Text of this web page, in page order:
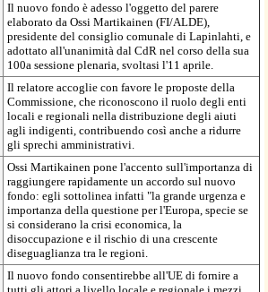
Il nuovo fondo è adesso l'oggetto del parere
elaborato da Ossi Martikainen (FI/ALDE),
presidente del consiglio comunale di Lapinlahti, e
adottato all'unanimità dal CdR nel corso della sua
100a sessione plenaria, svoltasi l'11 aprile.
Il relatore accoglie con favore le proposte della
Commissione, che riconoscono il ruolo degli enti
locali e regionali nella distribuzione degli aiuti
agli indigenti, contribuendo così anche a ridurre
gli sprechi amministrativi.
Ossi Martikainen pone l'accento sull'importanza di
raggiungere rapidamente un accordo sul nuovo
fondo: egli sottolinea infatti "la grande urgenza e
importanza della questione per l'Europa, specie se
si considerano la crisi economica, la
disoccupazione e il rischio di una crescente
diseguaglianza tra le regioni.
Il nuovo fondo consentirebbe all'UE di fornire a